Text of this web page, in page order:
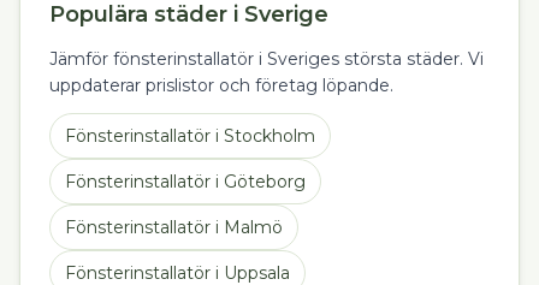
Populära städer i Sverige
Jämför fönsterinstallatör i Sveriges största städer. Vi
uppdaterar prislistor och företag löpande.
Fönsterinstallatör i Stockholm
Fönsterinstallatör i Göteborg
Fönsterinstallatör i Malmö
Fönsterinstallatör i Uppsala